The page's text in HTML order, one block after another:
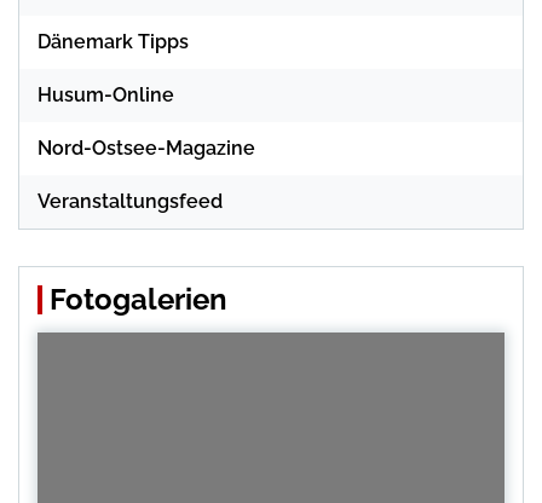
Dänemark Tipps
Husum-Online
Nord-Ostsee-Magazine
Veranstaltungsfeed
Fotogalerien